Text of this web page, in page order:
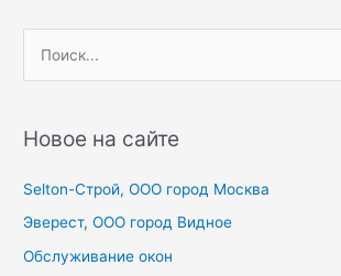
с
:
Новое на сайте
Selton-Строй, OOO город Москва
Эверест, ООО город Видное
Обслуживание окон